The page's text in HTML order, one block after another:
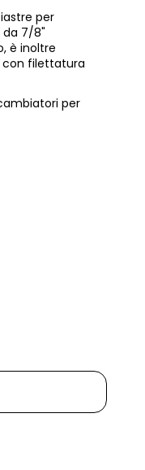
per
da 7/8"
è inoltre
con filettatura
per